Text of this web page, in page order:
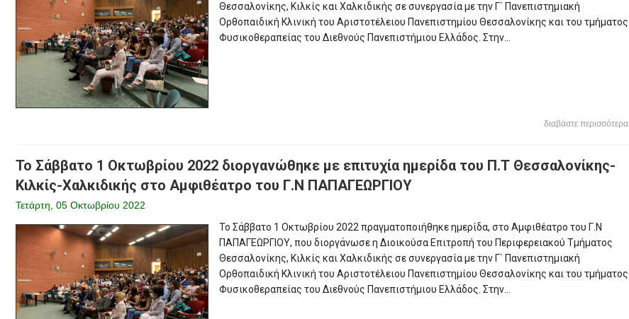
Θεσσαλονίκης, Κιλκίς και Χαλκιδικής σε συνεργασία με την Γ΄ Πανεπιστημιακή
Ορθοπαιδική Κλινική του Αριστοτέλειου Πανεπιστημίου Θεσσαλονίκης και του τμήματος
Φυσικοθεραπείας του Διεθνούς Πανεπιστήμιου Ελλάδος. Στην...
διαβάστε περισσότερα
Το Σάββατο 1 Οκτωβρίου 2022 διοργανώθηκε με επιτυχία ημερίδα του Π.Τ Θεσσαλονίκης-
Κιλκίς-Χαλκιδικής στο Αμφιθέατρο του Γ.Ν ΠΑΠΑΓΕΩΡΓΙΟΥ
Τετάρτη, 05 Οκτωβρίου 2022
Το Σάββατο 1 Οκτωβρίου 2022 πραγματοποιήθηκε ημερίδα, στο Αμφιθέατρο του Γ.Ν
ΠΑΠΑΓΕΩΡΓΙΟΥ, που διοργάνωσε η Διοικούσα Επιτροπή του Περιφερειακού Τμήματος
Θεσσαλονίκης, Κιλκίς και Χαλκιδικής σε συνεργασία με την Γ΄ Πανεπιστημιακή
Ορθοπαιδική Κλινική του Αριστοτέλειου Πανεπιστημίου Θεσσαλονίκης και του τμήματος
Φυσικοθεραπείας του Διεθνούς Πανεπιστήμιου Ελλάδος. Στην...